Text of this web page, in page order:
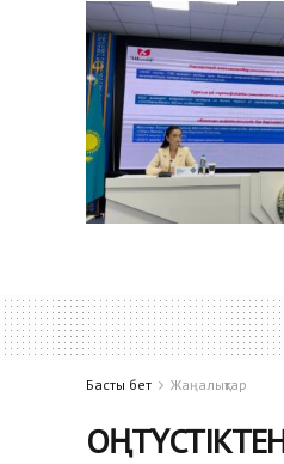
Басты бет Жаңалықтар